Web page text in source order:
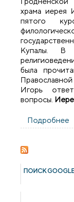
храма иерея
пятого
Купалы. В
была
Игорь
вопросы.
Подробнее
ПОИСК